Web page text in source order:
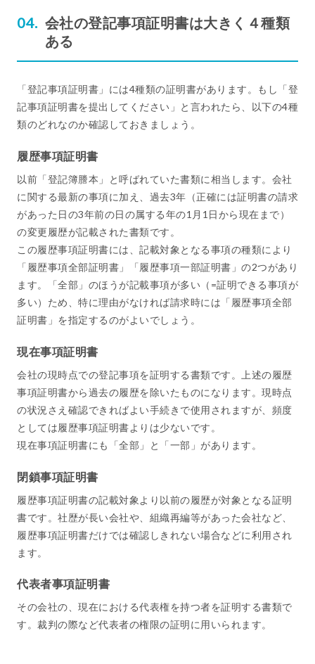
会社の登記事項証明書は大きく４種類
ある
「登記事項証明書」には4種類の証明書があります。もし「登
記事項証明書を提出してください」と言われたら、以下の4種
類のどれなのか確認しておきましょう。
履歴事項証明書
以前「登記簿謄本」と呼ばれていた書類に相当します。会社
に関する最新の事項に加え、過去3年（正確には証明書の請求
があった日の3年前の日の属する年の1月1日から現在まで）
の変更履歴が記載された書類です。
この履歴事項証明書には、記載対象となる事項の種類により
「履歴事項全部証明書」「履歴事項一部証明書」の2つがあり
ます。「全部」のほうが記載事項が多い（=証明できる事項が
多い）ため、特に理由がなければ請求時には「履歴事項全部
証明書」を指定するのがよいでしょう。
現在事項証明書
会社の現時点での登記事項を証明する書類です。上述の履歴
事項証明書から過去の履歴を除いたものになります。現時点
の状況さえ確認できればよい手続きで使用されますが、頻度
としては履歴事項証明書よりは少ないです。
現在事項証明書にも「全部」と「一部」があります。
閉鎖事項証明書
履歴事項証明書の記載対象より以前の履歴が対象となる証明
書です。社歴が長い会社や、組織再編等があった会社など、
履歴事項証明書だけでは確認しきれない場合などに利用され
ます。
代表者事項証明書
その会社の、現在における代表権を持つ者を証明する書類で
す。裁判の際など代表者の権限の証明に用いられます。